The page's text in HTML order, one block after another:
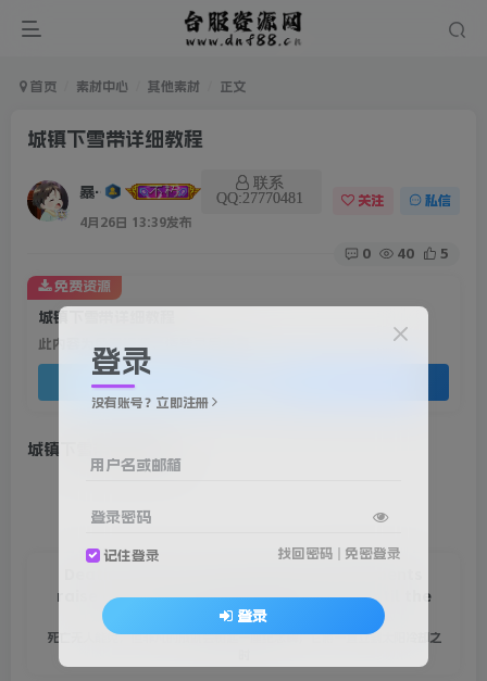
首页 素材中心 其他素材 正文
城镇下雪带详细教程
暴雨
联系
QQ:27770481
4月26日 13:39发布
关注 私信
0 40 5
城镇下雪带详细教程
此内容为免费资源，请登录后查看
免费资源
城镇下雪带详细教程
raise a monument which shall endure until the
sun grows old.
死亡无人能免，但非凡的成就会树起一座纪念碑，它将一直立到太阳冷却之
登录
没有账号？立即注册
用户名或邮箱
登录密码
记住登录 找回密码 免密登录
登录